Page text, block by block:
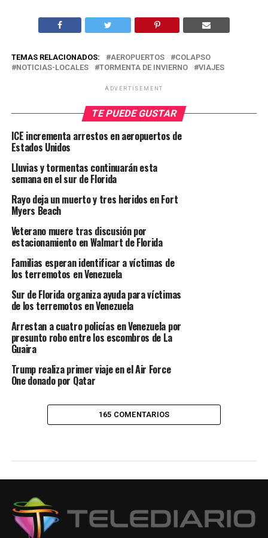
TEMAS RELACIONADOS: AEROPUERTOS
COLAPSO
NOTICIAS-LOCALES
TORMENTA DE INVIERNO VIAJES
ADVERTISEMENT
TE PUEDE GUSTAR
ICE incrementa arrestos en aeropuertos de
Estados Unidos
Lluvias y tormentas continuarán esta
semana en el sur de Florida
Rayo deja un muerto y tres heridos en Fort
Myers Beach
Veterano muere tras discusión por
estacionamiento en Walmart de Florida
Familias esperan identificar a víctimas de
los terremotos en Venezuela
Sur de Florida organiza ayuda para víctimas
de los terremotos en Venezuela
Arrestan a cuatro policías en Venezuela por
presunto robo entre los escombros de La
Guaira
Trump realiza primer viaje en el Air Force
One donado por Qatar
165 COMENTARIOS